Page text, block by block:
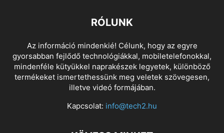
RÓLUNK
Az információ mindenkié! Célunk, hogy az egyre
gyorsabban fejlődő technológiákkal, mobiletelefonokkal,
mindenféle kütyükkel naprakészek legyetek, különböző
termékeket ismertethessünk meg veletek szövegesen,
illetve videó formájában.
Kapcsolat: info@tech2.hu